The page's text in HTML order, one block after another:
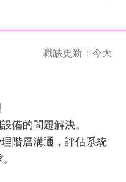
職缺更新：今天
備的問題解決。
階層溝通，評估系統